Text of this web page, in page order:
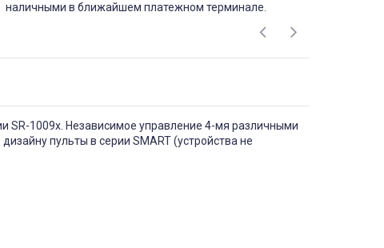
наличными в ближайшем платежном терминале.
SR-1009х. Независимое управление 4-мя различными
пульты в серии SMART (устройства не